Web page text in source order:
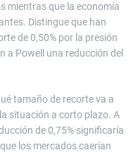
mientras que la economía
Distingue que han
de 0,50% por la presión
a Powell una reducción del
tamaño de recorte va a
situación a corto plazo. A
de 0,75% significaría
los mercados caerían